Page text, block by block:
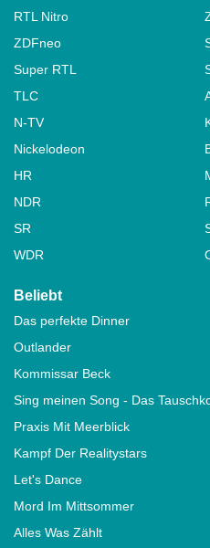
RTL Nitro
ZDFneo
Super RTL
TLC
N-TV
Nickelodeon
HR
NDR
SR
WDR
Beliebt
Das perfekte Dinner
Outlander
Kommissar Beck
Sing meinen Song - Das
Praxis Mit Meerblick
Kampf Der Realitystars
Let's Dance
Mord Im Mittsommer
Alles Was Zählt